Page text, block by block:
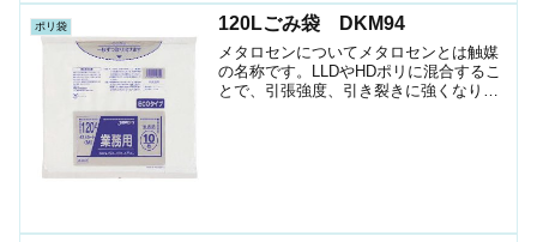
ポリ袋 120Lごみ袋 DKM94
メタロセンについてメタロセンとは触媒
の名称です。LLDやHDポリに混合するこ
とで、引張強度、引き裂きに強くなりま